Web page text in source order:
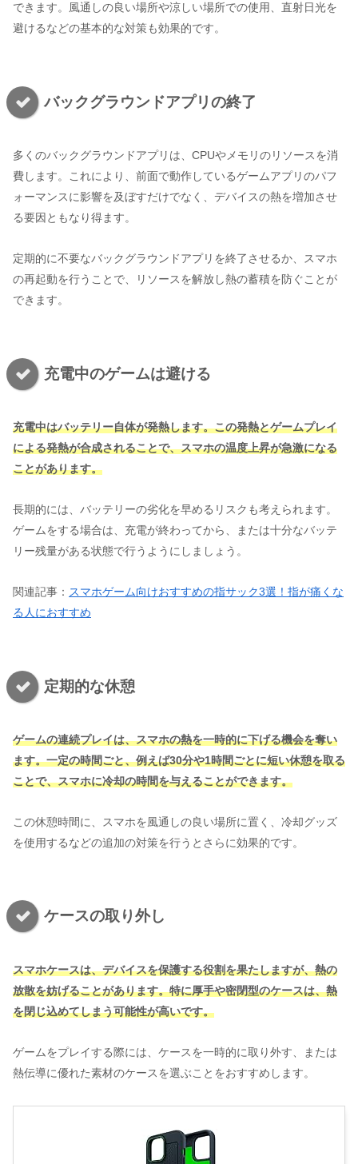
できます。風通しの良い場所や涼しい場所での使用、直射日光を
避けるなどの基本的な対策も効果的です。
バックグラウンドアプリの終了
多くのバックグラウンドアプリは、CPUやメモリのリソースを消
費します。これにより、前面で動作しているゲームアプリのパフ
ォーマンスに影響を及ぼすだけでなく、デバイスの熱を増加させ
る要因ともなり得ます。
定期的に不要なバックグラウンドアプリを終了させるか、スマホ
の再起動を行うことで、リソースを解放し熱の蓄積を防ぐことが
できます。
充電中のゲームは避ける
充電中はバッテリー自体が発熱します。この発熱とゲームプレイ
による発熱が合成されることで、スマホの温度上昇が急激になる
ことがあります。
長期的には、バッテリーの劣化を早めるリスクも考えられます。
ゲームをする場合は、充電が終わってから、または十分なバッテ
リー残量がある状態で行うようにしましょう。
関連記事： スマホゲーム向けおすすめの指サック3選！指が痛くな
る人におすすめ
定期的な休憩
ゲームの連続プレイは、スマホの熱を一時的に下げる機会を奪い
ます。一定の時間ごと、例えば30分や1時間ごとに短い休憩を取る
ことで、スマホに冷却の時間を与えることができます。
この休憩時間に、スマホを風通しの良い場所に置く、冷却グッズ
を使用するなどの追加の対策を行うとさらに効果的です。
ケースの取り外し
スマホケースは、デバイスを保護する役割を果たしますが、熱の
放散を妨げることがあります。特に厚手や密閉型のケースは、熱
を閉じ込めてしまう可能性が高いです。
ゲームをプレイする際には、ケースを一時的に取り外す、または
熱伝導に優れた素材のケースを選ぶことをおすすめします。